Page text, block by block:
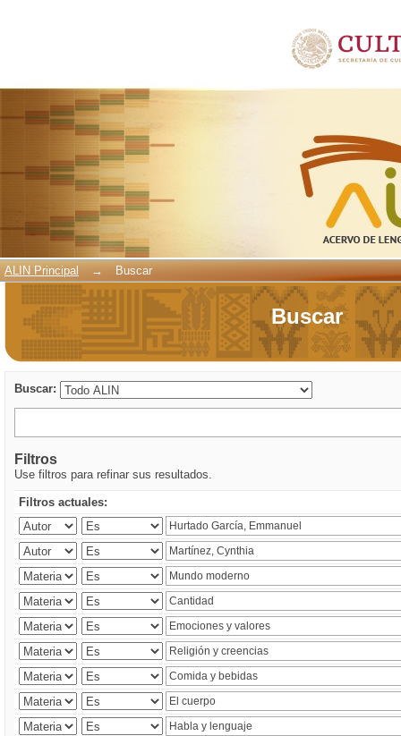
ALIN Principal → Buscar
Buscar
Buscar:
Filtros
Use filtros para refinar sus resultados.
Filtros actuales: